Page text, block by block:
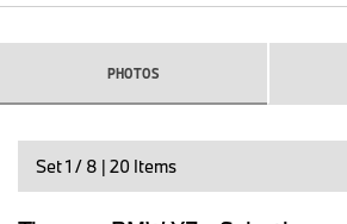
PHOTOS
Set 1 / 8 | 20 Items